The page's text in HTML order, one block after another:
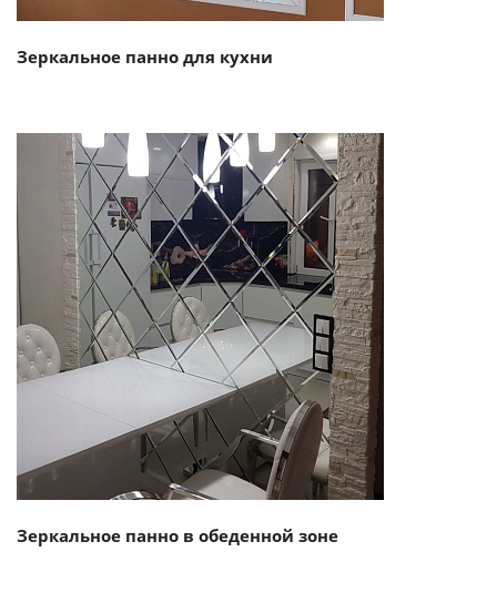
Зеркальное панно для кухни
Смотреть проект
Зеркальное панно в обеденной зоне